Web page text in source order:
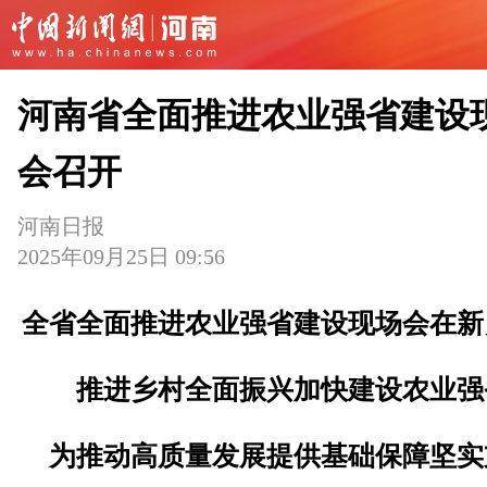
河南省全面推进农业强省建设
会召开
河南日报
2025年09月25日 09:56
全省全面推进农业强省建设现场会在
推进乡村全面振兴加快建设农业
为推动高质量发展提供基础保障坚